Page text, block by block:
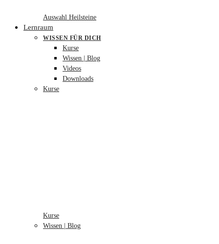
Auswahl Heilsteine
Lernraum
WISSEN FÜR DICH
Kurse
Wissen | Blog
Videos
Downloads
Kurse
Kurse
Wissen | Blog